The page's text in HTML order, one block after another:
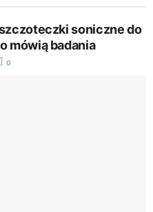
soniczne do
mówią badania
0